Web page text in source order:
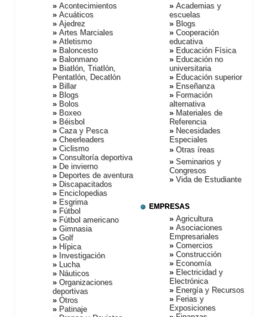
Acontecimientos
Acuáticos
Ajedrez
Artes Marciales
Atletismo
Baloncesto
Balonmano
Biatlón, Triatlón,
Pentatlón, Decatlón
Billar
Blogs
Bolos
Boxeo
Béisbol
Caza y Pesca
Cheerleaders
Ciclismo
Consultorí­a deportiva
De invierno
Deportes de aventura
Discapacitados
Enciclopedias
Esgrima
Fútbol
Fútbol americano
Gimnasia
Golf
Hí­pica
Investigación
Lucha
Náuticos
Organizaciones
deportivas
Otros
Patinaje
Academias y
escuelas
Blogs
Cooperación
educativa
Educación Fí­sica
Educación no
universitaria
Educación superior
Enseñanza
Formación
alternativa
Materiales de
Referencia
Necesidades
Especiales
Otras íreas
Seminarios y
Congresos
Vida de Estudiante
EMPRESAS
Agricultura
Asociaciones
Empresariales
Comercios
Construcción
Economí­a
Electricidad y
Electrónica
Energí­a y Recursos
Ferias y
Exposiciones